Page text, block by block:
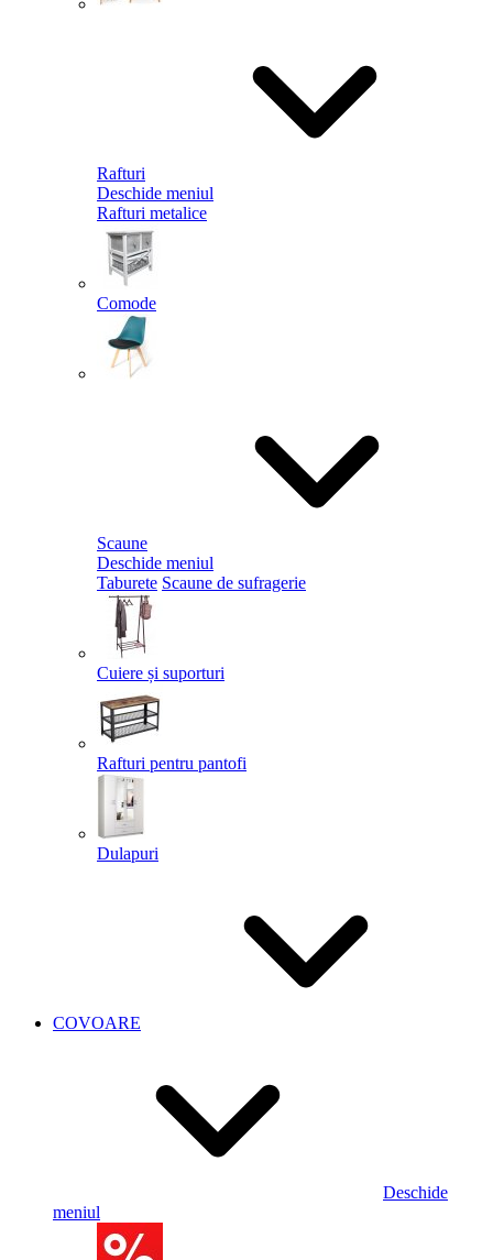
Rafturi
Deschide meniul
Rafturi metalice
Comode
Scaune
Deschide meniul
Taburete Scaune de sufragerie
Cuiere și suporturi
Rafturi pentru pantofi
Dulapuri
COVOARE
Deschide
meniul